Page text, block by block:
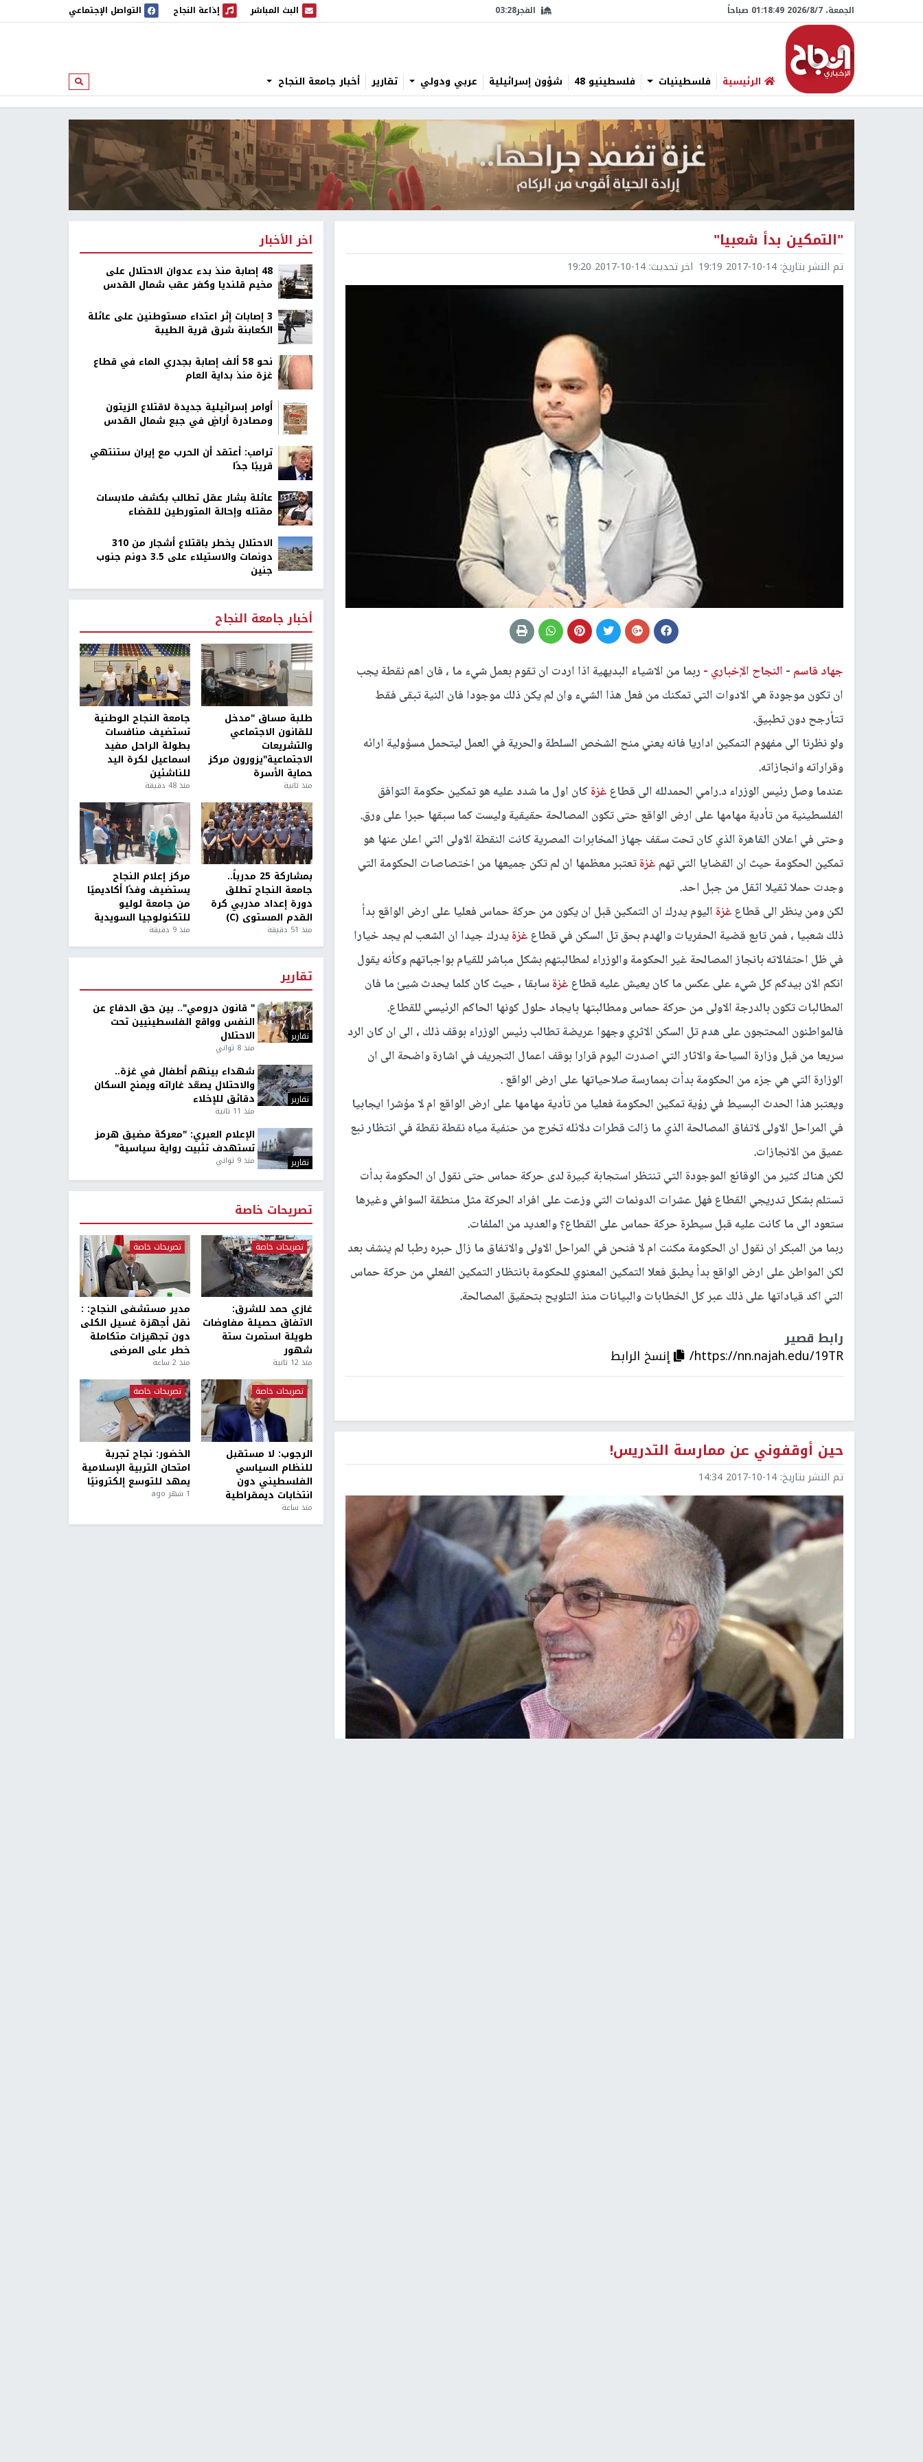
الجمعة، 7/‏8/‏2026 01:18:50 صباحاً الفجر03:28 البث المباشر
البث المباشر إذاعة النجاح
إذاعة النجاح التواصل الإجتماعي
الرئيسية فلسطينيات فلسطينيو 48 شؤون إسرائيلية عربي ودولي تقارير أخبار جامعة النجاح ابحث
"التمكين بدأ شعبيا"
تم النشر بتاريخ: 2017-10-14 19:19 اخر تحديث: 2017-10-14 19:20
جهاد قاسم - النجاح الإخباري - ربما من الاشياء البديهية اذا اردت ان تقوم بعمل شيء ما ، فان اهم نقطة يجب
ان تكون موجودة هي الادوات التي تمكنك من فعل هذا الشيء وان لم يكن ذلك موجودا فان النية تبقى فقط
تتأرجح دون تطبيق.
ولو نظرنا الى مفهوم التمكين اداريا فانه يعني منح الشخص السلطة والحرية في العمل ليتحمل مسؤولية ارائه
وقراراته وانجازاته.
عندما وصل رئيس الوزراء د.رامي الحمدلله الى قطاع غزةكان اول ما شدد عليه هو تمكين حكومة التوافق
الفلسطينية من تأدية مهامها على ارض الواقع حتى تكون المصالحة حقيقية وليست كما سبقها حبرا على ورق.
وحتى في اعلان القاهرة الذي كان تحت سقف جهاز المخابرات المصرية كانت النقطة الاولى التي اعلن عنها هو
تمكين الحكومة حيث ان القضايا التي تهم غزةتعتبر معظمها ان لم تكن جميعها من اختصاصات الحكومة التي
وجدت حملا ثقيلا اثقل من جبل احد.
لكن ومن ينظر الى قطاع غزة اليوم يدرك ان التمكين قبل ان يكون من حركة حماس فعليا على ارض الواقع بدأ
ذلك شعبيا ، فمن تابع قضية الحفريات والهدم بحق تل السكن في قطاع غزةيدرك جيدا ان الشعب لم يجد خيارا
في ظل احتفالاته بانجاز المصالحة غير الحكومة والوزراء لمطالبتهم بشكل مباشر للقيام بواجباتهم وكأنه يقول
انكم الان بيدكم كل شيء على عكس ما كان يعيش عليه قطاع غزةسابقا ، حيث كان كلما يحدث شيئ ما فان
المطالبات تكون بالدرجة الاولى من حركة حماس ومطالبتها بايجاد حلول كونها الحاكم الرئيسي للقطاع.
فالمواطنون المحتجون على هدم تل السكن الاثري وجهوا عريضة تطالب رئيس الوزراء بوقف ذلك ، الى ان كان الرد
سريعا من قبل وزارة السياحة والاثار التي اصدرت اليوم قرارا بوقف اعمال التجريف في اشارة واضحة الى ان
الوزارة التي هي جزء من الحكومة بدأت بممارسة صلاحياتها على ارض الواقع .
ويعتبر هذا الحدث البسيط في رؤية تمكين الحكومة فعليا من تأدية مهامها على ارض الواقع ام لا مؤشرا ايجابيا
في المراحل الاولى لاتفاق المصالحة الذي ما زالت قطرات دلائله تخرج من حنفية مياه نقطة نقطة في انتظار نبع
عميق من الانجازات.
لكن هناك كثير من الوقائع الموجودة التي تنتظر استجابة كبيرة لدى حركة حماس حتى نقول ان الحكومة بدأت
تستلم بشكل تدريجي القطاع فهل عشرات الدونمات التي وزعت على افراد الحركة مثل منطقة السوافي وغيرها
ستعود الى ما كانت عليه قبل سيطرة حركة حماس على القطاع؟ والعديد من الملفات.
ربما من المبكر ان نقول ان الحكومة مكنت ام لا فنحن في المراحل الاولى والاتفاق ما زال حبره رطبا لم ينشف بعد
لكن المواطن على ارض الواقع بدأ يطبق فعلا التمكين المعنوي للحكومة بانتظار التمكين الفعلي من حركة حماس
التي اكد قياداتها على ذلك عبر كل الخطابات والبيانات منذ التلويح بتحقيق المصالحة.
رابط قصير
https://nn.najah.edu/19TR/ إنسخ الرابط
حين أوقفوني عن ممارسة التدريس!
تم النشر بتاريخ: 2017-10-14 14:34
اخر الأخبار
48 إصابة منذ بدء عدوان الاحتلال على
مخيم قلنديا وكفر عقب شمال القدس
‏3 إصابات إثر اعتداء مستوطنين على عائلة
الكعابنة شرق قرية الطيبة
نحو 58 ألف إصابة بجدري الماء في قطاع
غزة منذ بداية العام
أوامر إسرائيلية جديدة لاقتلاع الزيتون
ومصادرة أراضٍ في جبع شمال القدس
ترامب: أعتقد أن الحرب مع إيران ستنتهي
قريبًا جدًا
عائلة بشار عقل تطالب بكشف ملابسات
مقتله وإحالة المتورطين للقضاء
الاحتلال يخطر باقتلاع أشجار من 310
دونمات والاستيلاء على 3.5 دونم جنوب
جنين
أخبار جامعة النجاح
طلبة مساق "مدخل
للقانون الاجتماعي
والتشريعات
الاجتماعية"يزورون مركز
حماية الأسرة
منذ ثانية
جامعة النجاح الوطنية
تستضيف منافسات
بطولة الراحل مفيد
اسماعيل لكرة اليد
للناشئين
منذ 48 دقيقة
بمشاركة 25 مدرباً..
جامعة النجاح تطلق
دورة إعداد مدربي كرة
القدم المستوى (C)
منذ 51 دقيقة
مركز إعلام النجاح
يستضيف وفدًا أكاديميًا
من جامعة لوليو
للتكنولوجيا السويدية
منذ 9 دقيقة
تقارير
تقارير
" قانون درومي".. بين حق الدفاع عن
النفس وواقع الفلسطينيين تحت
الاحتلال
منذ 8 ثواني
تقارير
شهداء بينهم أطفال في غزة..
والاحتلال يصعّد غاراته ويمنح السكان
دقائق للإخلاء
منذ 11 ثانية
تقارير
الإعلام العبري: "معركة مضيق هرمز
تستهدف تثبيت رواية سياسية"
منذ 9 ثواني
تصريحات خاصة
تصريحات خاصة
غازي حمد للشرق:
الاتفاق حصيلة مفاوضات
طويلة استمرت ستة
شهور
منذ 12 ثانية
تصريحات خاصة
مدير مستشفى النجاح: :
نقل أجهزة غسيل الكلى
دون تجهيزات متكاملة
خطر على المرضى
منذ 2 ساعة
تصريحات خاصة
الرجوب: لا مستقبل
للنظام السياسي
الفلسطيني دون
انتخابات ديمقراطية
منذ ساعة
تصريحات خاصة
الخضور: نجاح تجربة
امتحان التربية الإسلامية
يمهد للتوسع إلكترونيًا
1 شهر ago